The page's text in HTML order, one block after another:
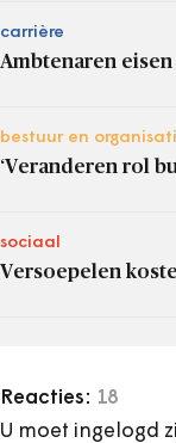
carrière
Ambtenaren
bestuur en
‘Veranderen rol
sociaal
Versoepelen
Reacties: 18
U moet ingelogd